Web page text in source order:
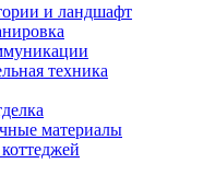
и ландшафт
техника
материалы